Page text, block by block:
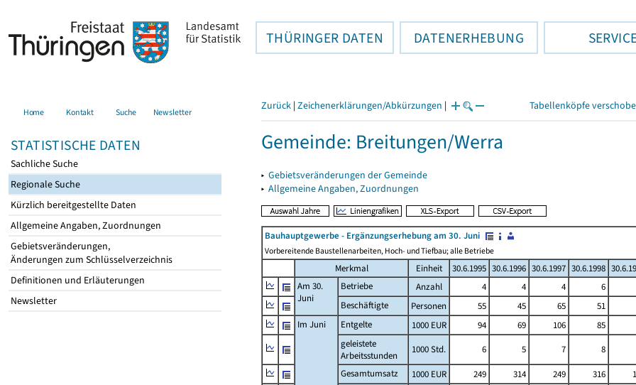
THÜRINGER DATEN DATENERHEBUNG
Home Kontakt Suche Newsletter
STATISTISCHE DATEN
Sachliche Suche
Regionale Suche
Kürzlich bereitgestellte Daten
Allgemeine Angaben, Zuordnungen
Gebietsveränderungen,
Änderungen zum Schlüsselverzeichnis
Definitionen und Erläuterungen
Newsletter
Zurück | Zeichenerklärungen/Abkürzungen | Tabellenköpfe
Gemeinde: Breitungen/Werra
▸ Gebietsveränderungen der Gemeinde
▸ Allgemeine Angaben, Zuordnungen
Bauhauptgewerbe - Ergänzungserhebung am 30. Juni
Vorbereitende Baustellenarbeiten, Hoch- und Tiefbau; alle Betriebe
Merkmal Einheit 30.6.1995 30.6.1996 30.6.1997 30.6.1998
Am 30.
Juni
Betriebe Anzahl 4 4 4 6
Beschäftigte
Personen 55 45 65 51
Im Juni
Entgelte 1000 EUR 94 69 106 85
geleistete
Arbeitsstunden
1000 Std. 6 5 7 8
Gesamtumsatz
1000 EUR 249 314 249 316